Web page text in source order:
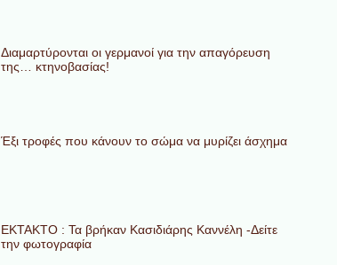
Διαμαρτύρονται οι γερμανοί για την απαγόρευση
της… κτηνοβασίας!
Έξι τροφές που κάνουν το σώμα να μυρίζει άσχημα
ΕΚΤΑΚΤΟ : Τα βρήκαν Κασιδιάρης Καννέλη -Δείτε
την φωτογραφία